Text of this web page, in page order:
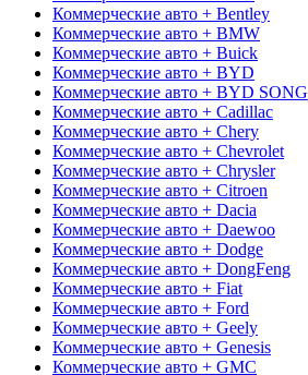
Коммерческие авто + Bentley
Коммерческие авто + BMW
Коммерческие авто + Buick
Коммерческие авто + BYD
Коммерческие авто + BYD SONG
Коммерческие авто + Cadillac
Коммерческие авто + Chery
Коммерческие авто + Chevrolet
Коммерческие авто + Chrysler
Коммерческие авто + Citroen
Коммерческие авто + Dacia
Коммерческие авто + Daewoo
Коммерческие авто + Dodge
Коммерческие авто + DongFeng
Коммерческие авто + Fiat
Коммерческие авто + Ford
Коммерческие авто + Geely
Коммерческие авто + Genesis
Коммерческие авто + GMC